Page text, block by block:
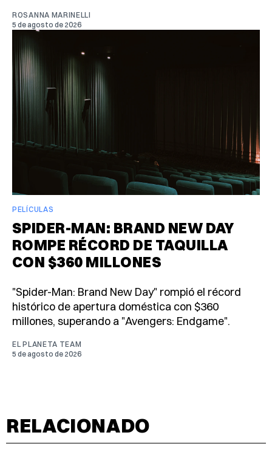
ROSANNA MARINELLI
5 de agosto de 2026
PELÍCULAS
SPIDER-MAN: BRAND NEW DAY
ROMPE RÉCORD DE TAQUILLA
CON $360 MILLONES
"Spider-Man: Brand New Day" rompió el récord
histórico de apertura doméstica con $360
millones, superando a "Avengers: Endgame".
EL PLANETA TEAM
5 de agosto de 2026
RELACIONADO